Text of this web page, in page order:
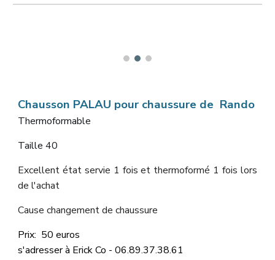
Chausson PALAU pour chaussure de Rando
Thermoformable
Taille 40
Excellent état servie 1 fois et thermoformé 1 fois lors
de l'achat
Cause changement de chaussure
Prix: 50 euros
s'adresser à Erick Co - 06.89.37.38.61